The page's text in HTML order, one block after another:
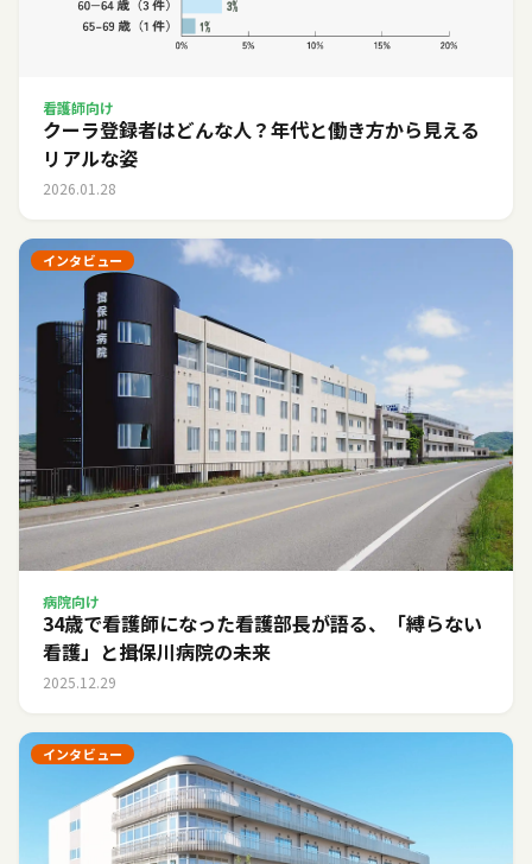
看護師向け
クーラ登録者はどんな人？年代と働き方から見える
リアルな姿
2026.01.28
インタビュー
病院向け
34歳で看護師になった看護部長が語る、「縛らない
看護」と揖保川病院の未来
2025.12.29
インタビュー